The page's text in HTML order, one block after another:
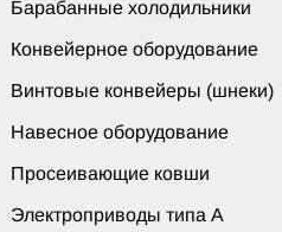
Барабанные холодильники
Конвейерное оборудование
Винтовые конвейеры (шнеки)
Навесное оборудование
Просеивающие ковши
Электроприводы типа А